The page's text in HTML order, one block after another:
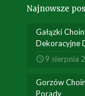
Najnowsze
Gałązki
Dekoracyjne
9 sierpnia
Gorzów
Porady